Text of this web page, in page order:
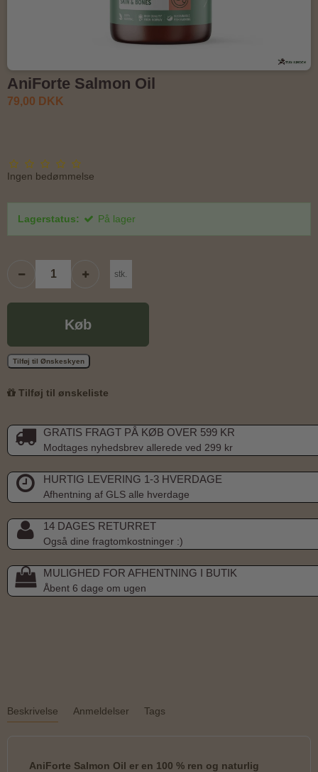
AniForte Salmon Oil
79,00 DKK
Ingen bedømmelse
Lagerstatus: På lager
stk.
Køb
Tilføj til Ønskeskyen
Tilføj til ønskeliste
GRATIS FRAGT PÅ KØB OVER 599 KR
Modtages nyhedsbrev allerede ved 299 kr
HURTIG LEVERING 1-3 HVERDAGE
Afhentning af GLS alle hverdage
14 DAGES RETURRET
Også dine fragtomkostninger :)
MULIGHED FOR AFHENTNING I BUTIK
Åbent 6 dage om ugen
Beskrivelse Anmeldelser Tags
AniForte Salmon Oil er en 100 % ren og naturlig